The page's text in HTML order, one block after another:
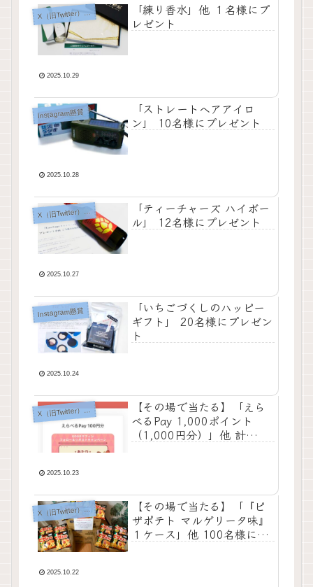
X
「練り香水」他 １名様にプ
レゼント
2025.10.29
Instagram懸賞
「ストレートヘアアイロ
ン」 10名様にプレゼント
2025.10.28
X
「ティーチャーズ ハイボー
ル」 12名様にプレゼント
2025.10.27
Instagram懸賞
「いちごづくしのハッピー
ギフト」 20名様にプレゼン
ト
2025.10.24
X
【その場で当たる】「えら
べるPay 1,000ポイント
（1,000円分）」他 計
2025.10.23
X
【その場で当たる】「『ピ
ザポテト マルゲリータ味』
１ケース」他 100名様にプ
2025.10.22